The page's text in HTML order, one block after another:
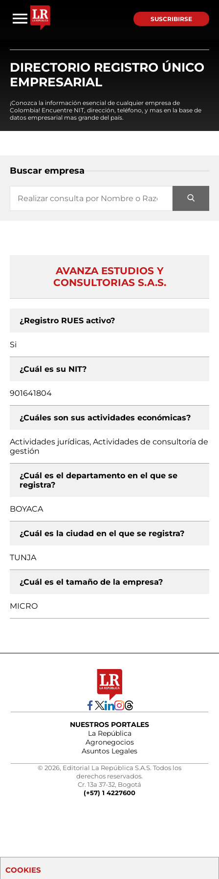
SUSCRIBIRSE
DIRECTORIO REGISTRO ÚNICO
EMPRESARIAL
¡Conozca la información esencial de cualquier empresa de
Colombia! Encuentre NIT, dirección, teléfono, y mas en la base de
datos empresarial mas grande del país.
Buscar empresa
AVANZA ESTUDIOS Y
CONSULTORIAS S.A.S.
¿Registro RUES activo?
Si
¿Cuál es su NIT?
901641804
¿Cuáles son sus actividades económicas?
Actividades jurídicas, Actividades de consultoría de
gestión
¿Cuál es el departamento en el que se
registra?
BOYACA
¿Cuál es la ciudad en el que se registra?
TUNJA
¿Cuál es el tamaño de la empresa?
MICRO
NUESTROS PORTALES
La República
Agronegocios
Asuntos Legales
© 2026, Editorial La República S.A.S. Todos los
derechos reservados.
Cr. 13a 37-32, Bogotá
(+57) 1 4227600
COOKIES